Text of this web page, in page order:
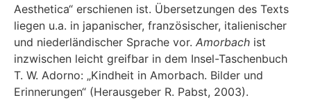
Aesthetica“ erschienen ist. Übersetzungen des Texts
liegen u.a. in japanischer, französischer, italienischer
und niederländischer Sprache vor. Amorbach ist
inzwischen leicht greifbar in dem Insel-Taschenbuch
T. W. Adorno: „Kindheit in Amorbach. Bilder und
Erinnerungen“ (Herausgeber R. Pabst, 2003).